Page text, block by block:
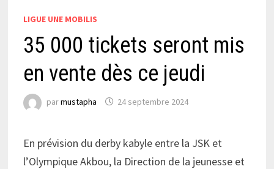
LIGUE UNE MOBILIS
35 000 tickets seront mis
en vente dès ce jeudi
parmustapha 24 septembre 2024
En prévision du derby kabyle entre la JSK et
l’Olympique Akbou, la Direction de la jeunesse et